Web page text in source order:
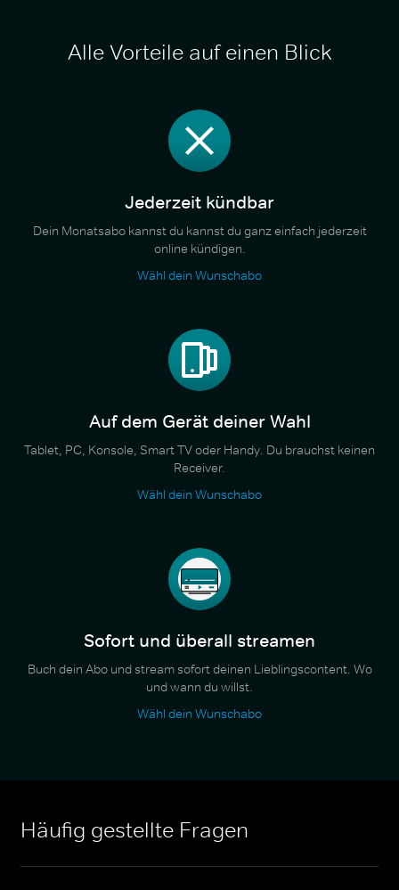
Alle Vorteile auf einen Blick
Jederzeit kündbar
Dein Monatsabo kannst du kannst du ganz einfach jederzeit
online kündigen.
Wähl dein Wunschabo
Auf dem Gerät deiner Wahl
Tablet, PC, Konsole, Smart TV oder Handy. Du brauchst keinen
Receiver.
Wähl dein Wunschabo
Sofort und überall streamen
Buch dein Abo und stream sofort deinen Lieblingscontent. Wo
und wann du willst.
Wähl dein Wunschabo
Häufig gestellte Fragen